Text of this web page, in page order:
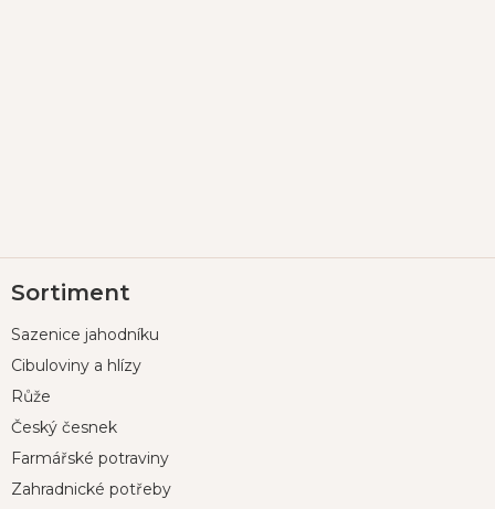
á
a
Sortiment
Sazenice jahodníku
Cibuloviny a hlízy
Růže
Český česnek
Farmářské potraviny
Zahradnické potřeby